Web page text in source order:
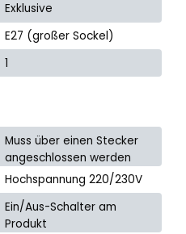
Exklusive
E27 (großer Sockel)
1
Muss über einen Stecker
angeschlossen werden
Hochspannung 220/230V
Ein/Aus-Schalter am
Produkt